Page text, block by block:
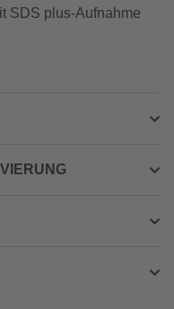
SDS plus-Aufnahme